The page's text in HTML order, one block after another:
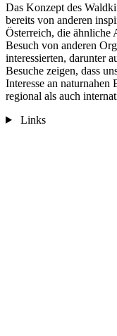
Das Konzept des
bereits von anderen
Österreich, die ähnliche
Besuch von anderen
interessierten, darunter
Besuche zeigen, dass
Interesse an
regional als auch
Links